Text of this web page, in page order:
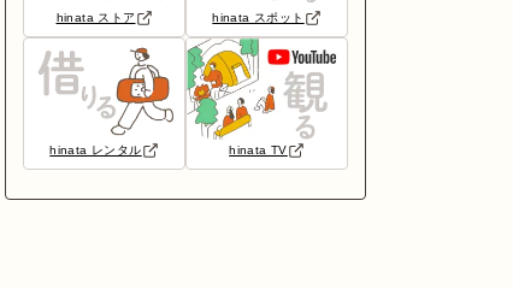
hinata ストア hinata スポット
hinata レンタル hinata TV